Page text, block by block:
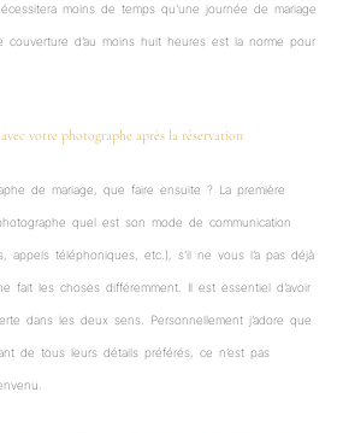
moins de temps qu’une journée de mariage
couverture d’au moins huit heures est la norme pour
votre photographe après la réservation
de mariage, que faire ensuite ? La première
quel est son mode de communication
appels téléphoniques, etc.), s’il ne vous l’a pas déjà
fait les choses différemment. Il est essentiel d’avoir
dans les deux sens. Personnellement j’adore que
de tous leurs détails préférés, ce n’est pas